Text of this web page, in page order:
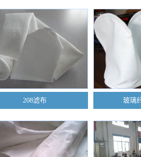
208滤布 玻璃